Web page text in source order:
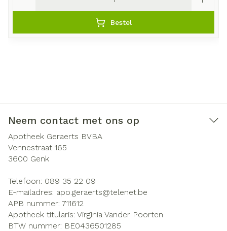
Bestel
Neem contact met ons op
Apotheek Geraerts BVBA
Vennestraat 165
3600 Genk
Telefoon: 089 35 22 09
E-mailadres: apo.geraerts@telenet.be
APB nummer: 711612
Apotheek titularis: Virginia Vander Poorten
BTW nummer: BE0436501285